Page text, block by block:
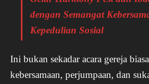
dengan Semangat
Kepedulian Sosial
Ini bukan sekadar acara gereja
kebersamaan, perjumpaan, dan